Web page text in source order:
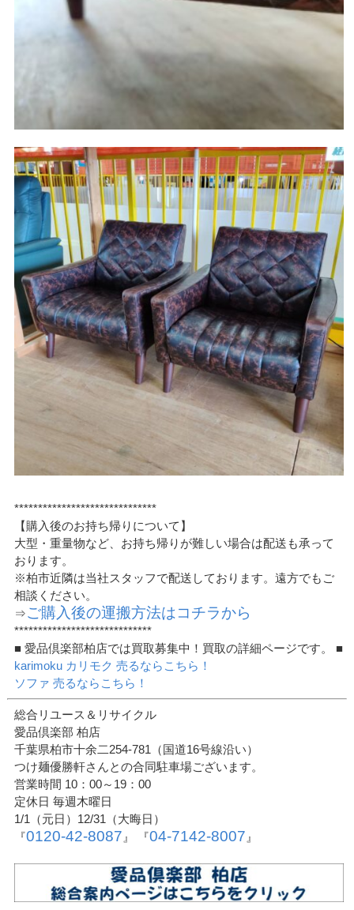
******************************
【購入後のお持ち帰りについて】
大型・重量物など、お持ち帰りが難しい場合は配送も承って
おります。
※柏市近隣は当社スタッフで配送しております。遠方でもご
相談ください。
⇒ご購入後の運搬方法はコチラから
*****************************
■ 愛品倶楽部柏店では買取募集中！買取の詳細ページです。 ■
karimoku カリモク 売るならこちら！
ソファ 売るならこちら！
総合リユース＆リサイクル
愛品倶楽部 柏店
千葉県柏市十余二254-781（国道16号線沿い）
つけ麺優勝軒さんとの合同駐車場ございます。
営業時間 10：00～19：00
定休日 毎週木曜日
1/1（元日）12/31（大晦日）
『0120-42-8087 』 『04-7142-8007 』